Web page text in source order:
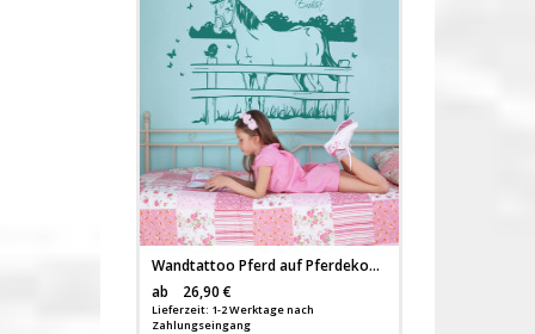
Wandtattoo Pferd auf Pferdekoppel mit Schmetterlingen und Wunschnamen M1433d
ab
26,90 €
Lieferzeit: 1-2 Werktage nach
Zahlungseingang